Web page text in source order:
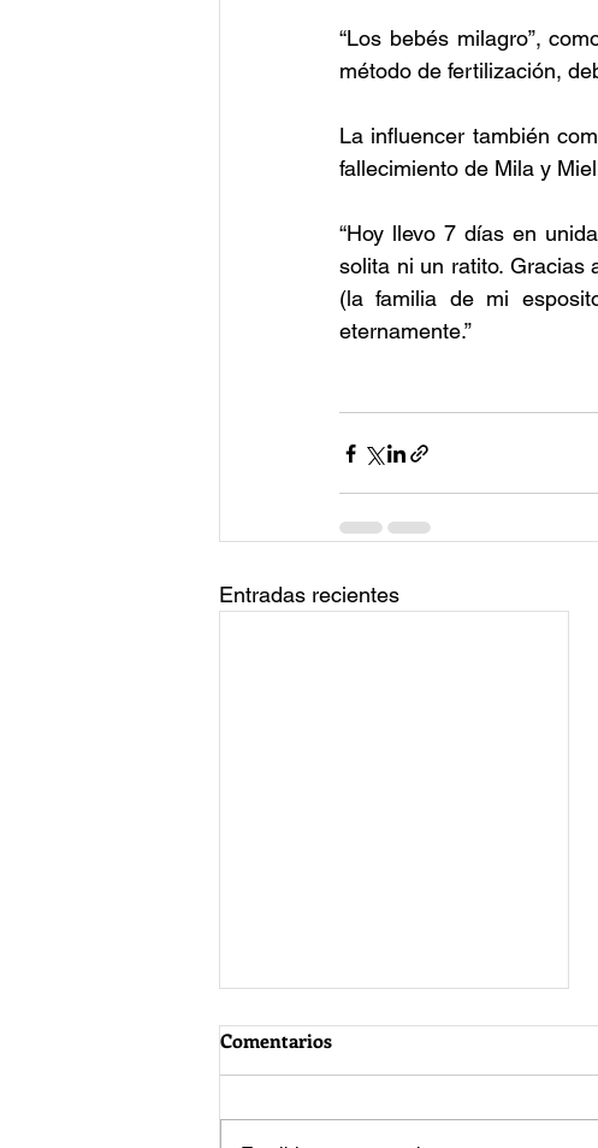
“Los bebés milagro”,
método de fertilización,
La influencer también
fallecimiento de Mila y
“Hoy llevo 7 días en
solita ni un ratito. Gracias
(la familia de mi
eternamente.”
Entradas recientes
Comentarios